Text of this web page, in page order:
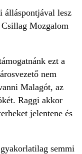
álláspontjával lesz
Csillag Mozgalom
ezt a
nem
Malagót, az
Raggi akkor
jelentene és
semmi